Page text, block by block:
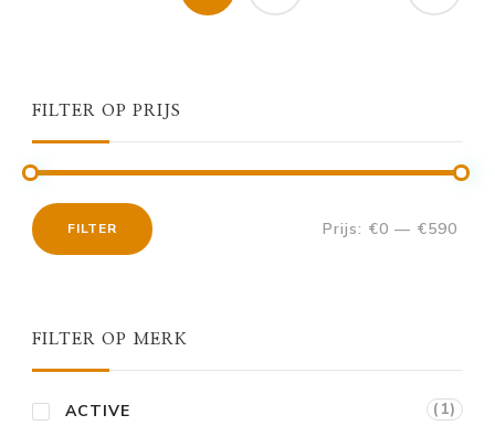
FILTER OP PRIJS
FILTER Prijs: €0 — €590
FILTER OP MERK
ACTIVE (1)